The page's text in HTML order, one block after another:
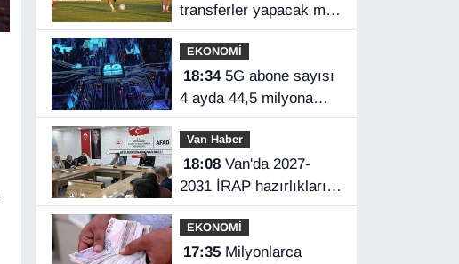
transferler yapacak mı?
Başkan Özgür İreç İlhan
açıkladı
EKONOMİ
18:345G abone sayısı
4 ayda 44,5 milyona
ulaştı
Van Haber
18:08Van'da 2027-
2031 İRAP hazırlıkları
başladı
EKONOMİ
17:35Milyonlarca